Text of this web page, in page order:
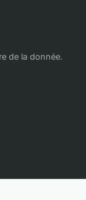
de la donnée.